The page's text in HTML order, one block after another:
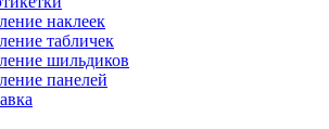
наклеек
табличек
шильдиков
панелей